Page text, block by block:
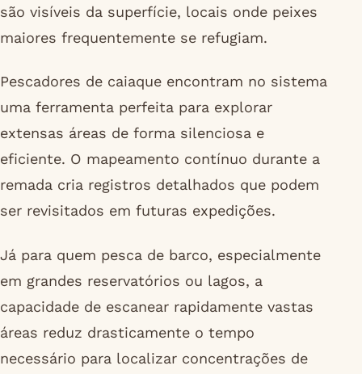
são visíveis da superfície, locais onde peixes
maiores frequentemente se refugiam.
Pescadores de caiaque encontram no sistema
uma ferramenta perfeita para explorar
extensas áreas de forma silenciosa e
eficiente. O mapeamento contínuo durante a
remada cria registros detalhados que podem
ser revisitados em futuras expedições.
Já para quem pesca de barco, especialmente
em grandes reservatórios ou lagos, a
capacidade de escanear rapidamente vastas
áreas reduz drasticamente o tempo
necessário para localizar concentrações de